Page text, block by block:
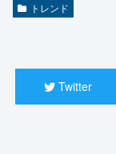
トレンド
Twitter